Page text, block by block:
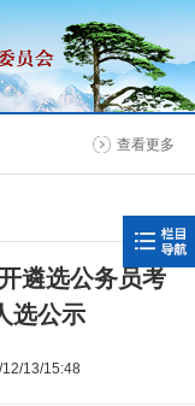
第一批“安徽民革榜样人物”人选公示 查看更多
遴选公务员考
选公示
13/15:48